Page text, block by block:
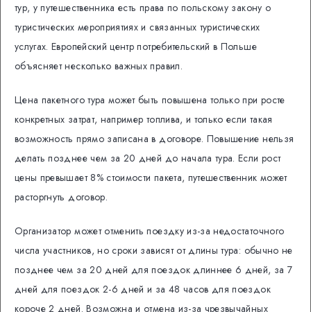
тур, у путешественника есть права по польскому закону о
туристических мероприятиях и связанных туристических
услугах. Европейский центр потребительский в Польше
объясняет несколько важных правил.
Цена пакетного тура может быть повышена только при росте
конкретных затрат, например топлива, и только если такая
возможность прямо записана в договоре. Повышение нельзя
делать позднее чем за 20 дней до начала тура. Если рост
цены превышает 8% стоимости пакета, путешественник может
расторгнуть договор.
Организатор может отменить поездку из-за недостаточного
числа участников, но сроки зависят от длины тура: обычно не
позднее чем за 20 дней для поездок длиннее 6 дней, за 7
дней для поездок 2-6 дней и за 48 часов для поездок
короче 2 дней. Возможна и отмена из-за чрезвычайных